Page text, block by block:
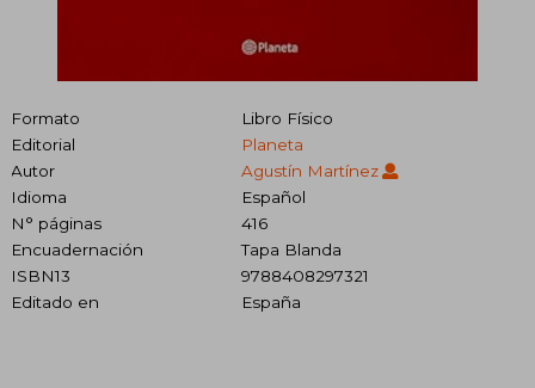
Formato
Libro Físico
Editorial
Planeta
Autor
Agustín Martínez
Idioma
Español
N° páginas
416
Encuadernación
Tapa Blanda
ISBN13
9788408297321
Editado en
España